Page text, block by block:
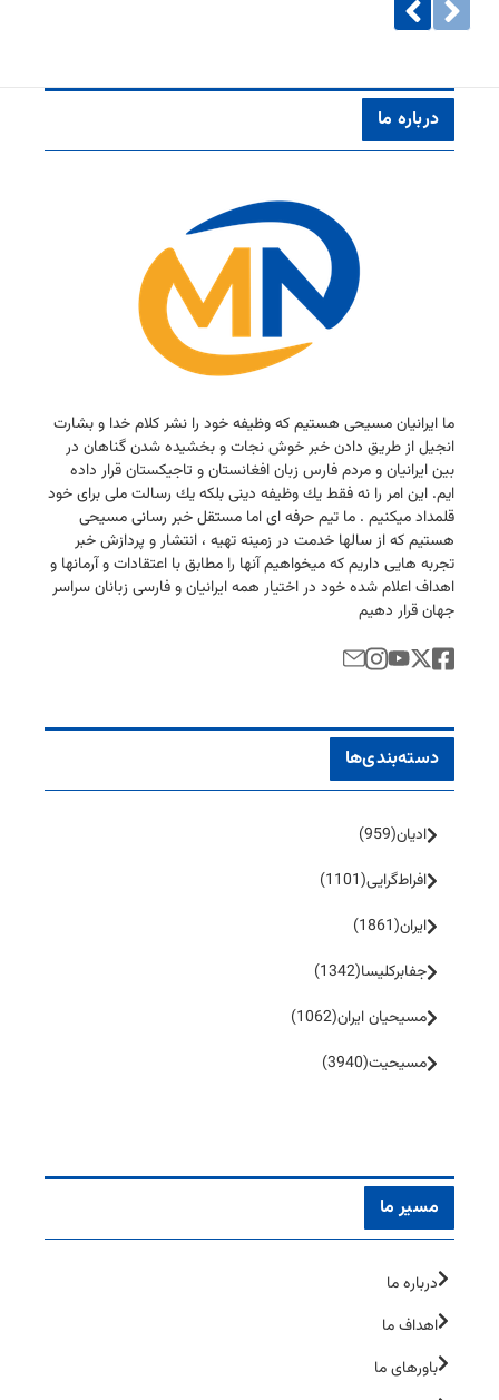
درباره ما
ما ایرانیان مسیحی هستیم كه وظیفه خود را نشر كلام خدا و بشارت
انجیل از طریق دادن خبر خوش نجات و بخشیده شدن گناهان در
بین ایرانیان و مردم فارس زبان افغانستان و تاجیكستان قرار داده
ایم. این امر را نه فقط یك وظیفه دینی بلكه یك رسالت ملی برای خود
قلمداد میكنیم . ما تیم حرفه ای اما مستقل خبر رسانی مسیحی
هستیم كه از سالها خدمت در زمینه تهیه ، انتشار و پردازش خبر
تجربه هایی داریم كه میخواهیم آنها را مطابق با اعتقادات و آرمانها و
اهداف اعلام شده خود در اختیار همه ایرانیان و فارسی زبانان سراسر
جهان قرار دهیم
دسته‌بندی‌ها
ادیان(959)
افراط‌گرایی(1101)
ایران(1861)
جفا‌بر‌کلیسا(1342)
مسیحیان ایران(1062)
مسیحیت(3940)
مسیر ما
درباره ما
اهداف ما
باورهای ما